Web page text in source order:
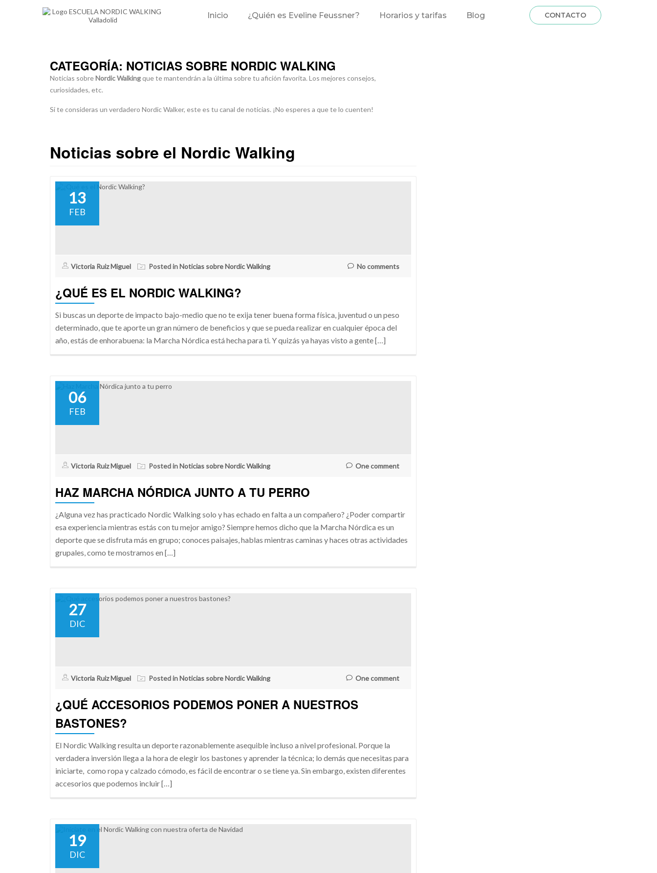
Inicio ¿Quién es Eveline Feussner? Horarios y tarifas Blog CONTACTO
CATEGORÍA: NOTICIAS SOBRE NORDIC WALKING
Noticias sobreNordic Walkingque te mantendrán a la última sobre tu afición favorita. Los mejores consejos,
curiosidades, etc.
Si te consideras un verdadero Nordic Walker, este es tu canal de noticias. ¡No esperes a que te lo cuenten!
Noticias sobre el Nordic Walking
13
FEB
Victoria Ruiz Miguel Posted inNoticias sobre Nordic Walking No comments
¿QUÉ ES EL NORDIC WALKING?
Si buscas un deporte de impacto bajo-medio que no te exija tener buena forma física, juventud o un peso
determinado, que te aporte un gran número de beneficios y que se pueda realizar en cualquier época del
año, estás de enhorabuena: la Marcha Nórdica está hecha para ti. Y quizás ya hayas visto a gente […]
06
FEB
Victoria Ruiz Miguel Posted inNoticias sobre Nordic Walking One comment
HAZ MARCHA NÓRDICA JUNTO A TU PERRO
¿Alguna vez has practicado Nordic Walking solo y has echado en falta a un compañero? ¿Poder compartir
esa experiencia mientras estás con tu mejor amigo? Siempre hemos dicho que la Marcha Nórdica es un
deporte que se disfruta más en grupo; conoces paisajes, hablas mientras caminas y haces otras actividades
grupales, como te mostramos en […]
27
DIC
Victoria Ruiz Miguel Posted inNoticias sobre Nordic Walking One comment
¿QUÉ ACCESORIOS PODEMOS PONER A NUESTROS
BASTONES?
El Nordic Walking resulta un deporte razonablemente asequible incluso a nivel profesional. Porque la
verdadera inversión llega a la hora de elegir los bastones y aprender la técnica; lo demás que necesitas para
iniciarte, como ropa y calzado cómodo, es fácil de encontrar o se tiene ya. Sin embargo, existen diferentes
accesorios que podemos incluir […]
19
DIC